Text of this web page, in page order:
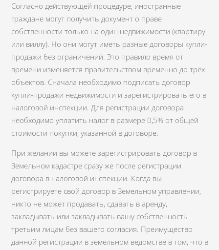
Согласно действующей процедуре, иностранные
граждане могут получить документ о праве
собственности только на один недвижимости (квартиру
или виллу). Но они могут иметь разные договоры купли-
продажи без ограничений. Это правило время от
времени изменяется правительством временно до трёх
объектов. Сначала необходимо подписать договор
купли-продажи недвижимости и зарегистрировать его в
налоговой инспекции. Для регистрации договора
необходимо уплатить налог в размере 0,5% от общей
стоимости покупки, указанной в договоре.
При желании вы можете зарегистрировать договор в
Земельном кадастре сразу же после регистрации
договора в налоговой инспекции. Когда вы
регистрируете свой договор в Земельном управлении,
никто не может продавать, сдавать в аренду,
закладывать или закладывать вашу собственность
третьим лицам без вашего согласия. Преимущество
данной регистрации в земельном ведомстве в том, что в